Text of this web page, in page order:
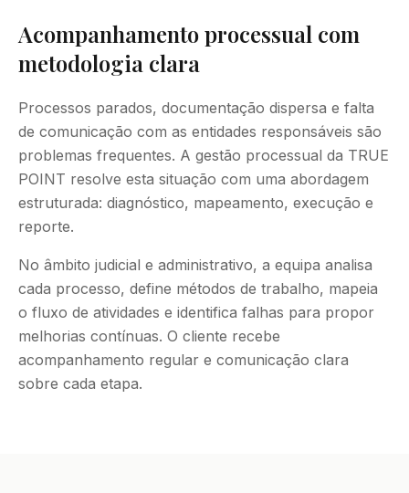
Acompanhamento processual com
metodologia clara
Processos parados, documentação dispersa e falta
de comunicação com as entidades responsáveis são
problemas frequentes. A gestão processual da TRUE
POINT resolve esta situação com uma abordagem
estruturada: diagnóstico, mapeamento, execução e
reporte.
No âmbito judicial e administrativo, a equipa analisa
cada processo, define métodos de trabalho, mapeia
o fluxo de atividades e identifica falhas para propor
melhorias contínuas. O cliente recebe
acompanhamento regular e comunicação clara
sobre cada etapa.